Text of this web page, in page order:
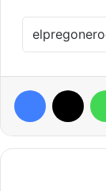
Facebook